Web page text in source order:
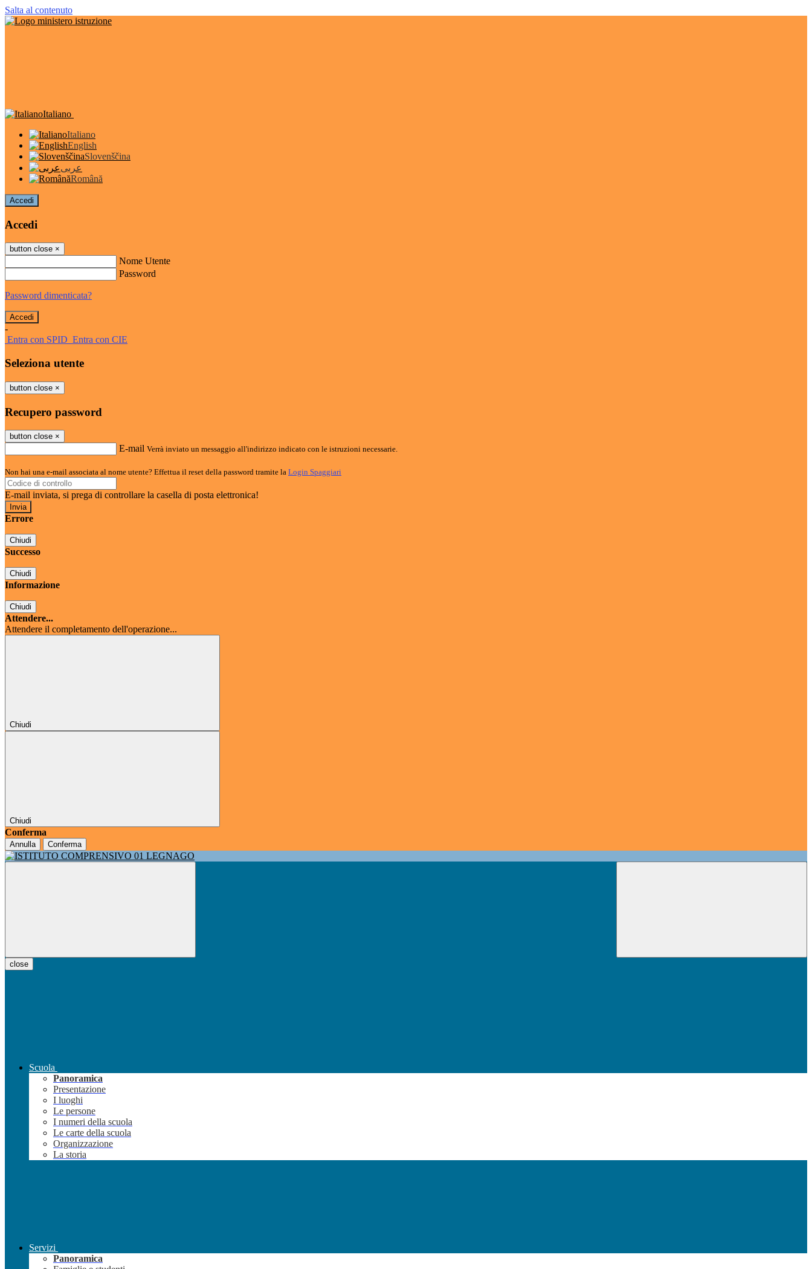
Salta al contenuto
Italiano
Italiano
English
Slovenščina
عربى
Română
Accedi
Accedi
button close ×
Nome Utente
Password
Password dimenticata?
-
Entra con SPID Entra con CIE
Seleziona utente
button close ×
Recupero password
button close ×
E-mail Verrà inviato un messaggio all'indirizzo indicato con le istruzioni necessarie.
Non hai una e-mail associata al nome utente? Effettua il reset della password tramite la Login Spaggiari
E-mail inviata, si prega di controllare la casella di posta elettronica!
Errore
Chiudi
Successo
Chiudi
Informazione
Chiudi
Attendere...
Attendere il completamento dell'operazione...
Chiudi
Chiudi
Conferma
Annulla Conferma
close
Scuola
Panoramica
Presentazione
I luoghi
Le persone
I numeri della scuola
Le carte della scuola
Organizzazione
La storia
Servizi
Panoramica